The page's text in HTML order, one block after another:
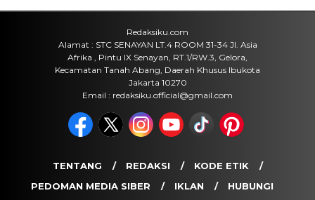
Terbaru
Upacara HUT RI 81 di Istana
Merdeka, Persiapan dan Rangkaian
Peringatan Kemerdekaan 2026
Kamis, 6 Agu 2026 - 15:01 WIB
POPULER
Sosok Ini Bongkar Siapa Sebenarnya Dalang Demo 25
Agustus yang Berakhir Ricuh: Bukan Intervensi Asing